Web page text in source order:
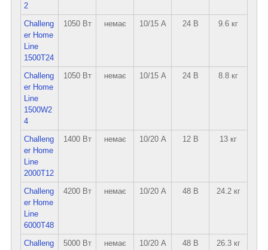
2
Challeng
er Home
Line
1500T24
1050 Вт немає 10/15 А 24 В 9.6 кг
Challeng
er Home
Line
1500W2
4
1050 Вт немає 10/15 А 24 В 8.8 кг
Challeng
er Home
Line
2000T12
1400 Вт немає 10/20 А 12 В 13 кг
Challeng
er Home
Line
6000T48
4200 Вт немає 10/20 А 48 В 24.2 кг
Challeng
5000 Вт немає 10/20 А 48 В 26.3 кг